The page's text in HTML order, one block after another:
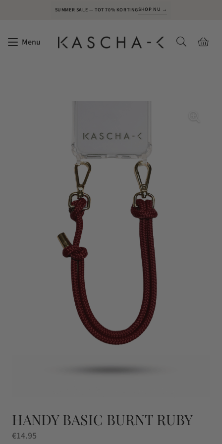
SUMMER SALE — TOT 70% KORTINGSHOP NU →
Menu
HANDY BASIC BURNT RUBY
€14.95